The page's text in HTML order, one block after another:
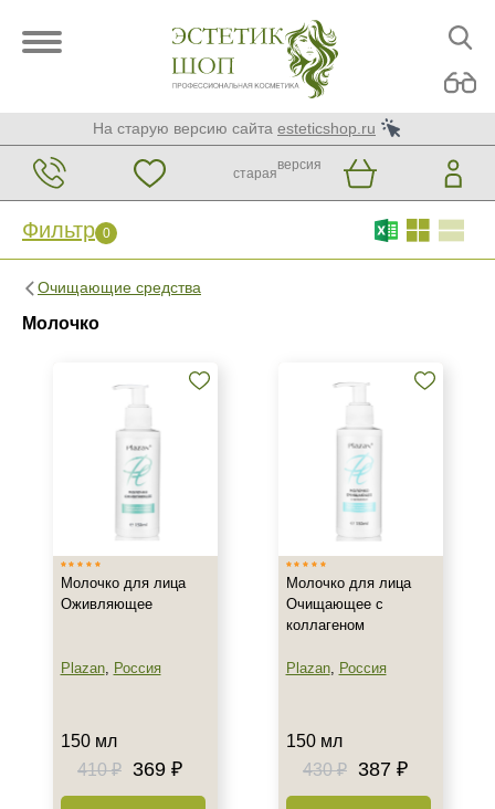
На старую версию сайта esteticshop.ru
старая
версия
Фильтр 0
Очищающие средства
Молочко
Фильтр 0
KORA Phytocosmetics
Kosmoteros Professionnel (Paris)
Испания
Россия
Показать еще
Класс косметики
Домашняя
Молочко для лица
Оживляющее
Plazan, Россия
150 мл
410 ₽
369 ₽
Молочко для лица
Очищающее с
коллагеном
Plazan, Россия
150 мл
430 ₽
387 ₽